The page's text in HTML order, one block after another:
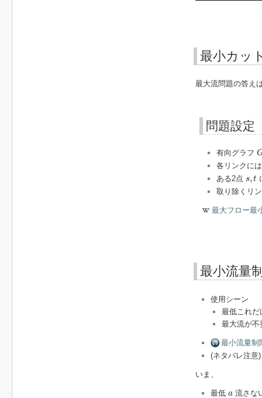
最小カッ
最大流問題の答え
問題設定
有向グラフ
各リンクに
ある2点 s,t
s t
取り除くリ
最大フロー最
最小流量
使用シーン
最低これだ
最大流が不
最小流量制
(ネタバレ注意
いま、
最低 a
a流さな